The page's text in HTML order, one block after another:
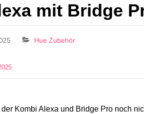
mit Bridge
Hue Zubehör
Kombi Alexa und Bridge Pro noch